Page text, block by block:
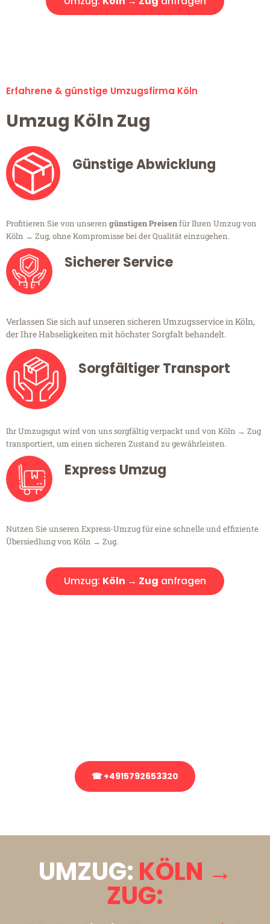
Erfahrene & günstige Umzugsfirma Köln
Umzug Köln Zug
Günstige Abwicklung
Profitieren Sie von unseren günstigen Preisenfür Ihren Umzug von
Köln → Zug, ohne Kompromisse bei der Qualität einzugehen.
Sicherer Service
Verlassen Sie sich auf unseren sicheren Umzugsservice in Köln,
der Ihre Habseligkeiten mit höchster Sorgfalt behandelt.
Sorgfältiger Transport
Ihr Umzugsgut wird von uns sorgfältig verpackt und von Köln → Zug
transportiert, um einen sicheren Zustand zu gewährleisten.
Express Umzug
Nutzen Sie unseren Express-Umzug für eine schnelle und effiziente
Übersiedlung von Köln → Zug.
Umzug: Köln → Zug anfragen
☎ +4915792653320
UMZUG: KÖLN →
ZUG: